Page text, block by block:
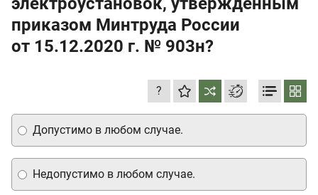
приказом Минтруда России
от 15.12.2020 г. № 903н?
?
Недопустимо в любом случае.
Допустимо в любом случае.